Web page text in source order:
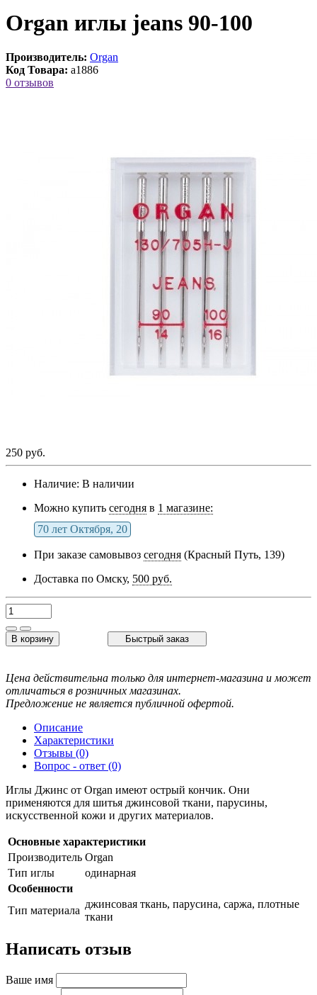
Organ иглы jeans 90-100
Производитель: Organ
Код Товара: a1886
0 отзывов
250 руб.
Наличие: В наличии
Можно купить сегодня в 1 магазине:
70 лет Октября, 20
При заказе самовывоз сегодня (Красный Путь, 139)
Доставка по Омску, 500 руб.
В корзину Быстрый заказ
Цена действительна только для интернет-магазина и может
отличаться в розничных магазинах.
Предложение не является публичной офертой.
Описание
Характеристики
Отзывы (0)
Вопрос - ответ (0)
Иглы Джинс от Organ имеют острый кончик. Они
применяются для шитья джинсовой ткани, парусины,
искусственной кожи и других материалов.
Основные характеристики
Производитель Organ
Тип иглы
одинарная
Особенности
Тип материала
джинсовая ткань, парусина, саржа, плотные
ткани
Написать отзыв
Ваше имя